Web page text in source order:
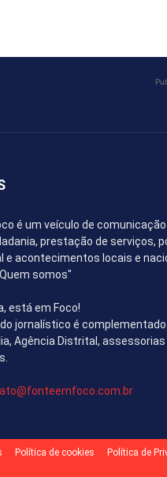
é um veículo de
prestação de serviços,
e acontecimentos locais e
somos"
está em Foco!
jornalístico é
Agência Distrital,
Política de cookies Política de